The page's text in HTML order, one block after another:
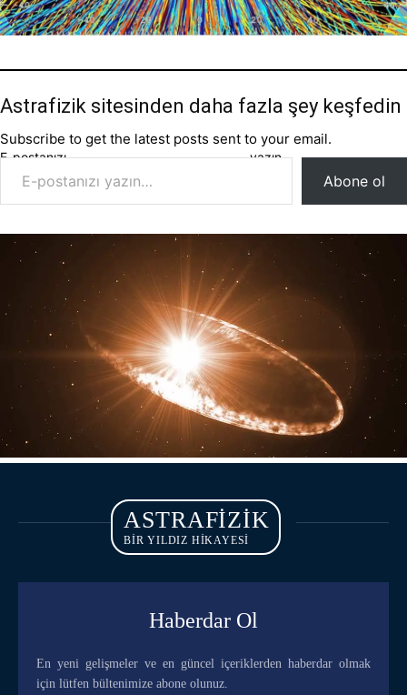
Astrafizik sitesinden daha fazla şey keşfedin
Subscribe to get the latest posts sent to your email.
E-postanızı yazın…
Abone ol
ASTRAFIZIK
BİR YILDIZ HİKAYESİ
Haberdar Ol
En yeni gelişmeler ve en güncel içeriklerden haberdar olmak
için lütfen bültenimize abone olunuz.